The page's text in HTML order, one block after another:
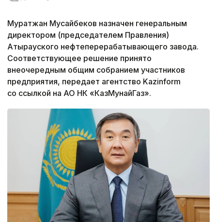
Муратжан Мусайбеков назначен генеральным
директором (председателем Правления)
Атырауского нефтеперерабатывающего завода.
Соответствующее решение принято
внеочередным общим собранием участников
предприятия, передает агентство Kazinform
со ссылкой на АО НК «КазМунайГаз».